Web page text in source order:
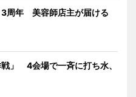
3周年 美容師店主が届ける
」 4会場で一斉に打ち水、